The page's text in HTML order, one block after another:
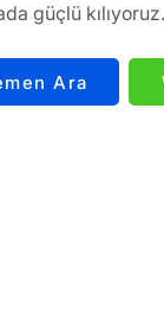
güçlü kılıyoruz.
Ara